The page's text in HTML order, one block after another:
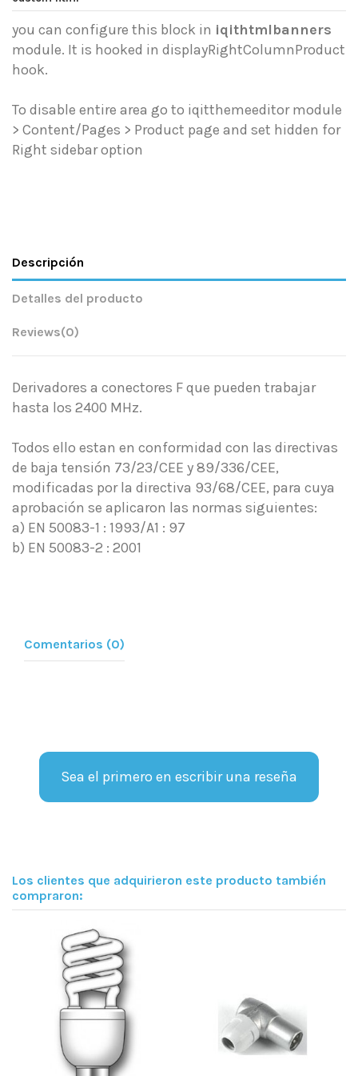
you can configure this block in iqithtmlbanners
module. It is hooked in displayRightColumnProduct
hook.
To disable entire area go to iqitthemeeditor module
> Content/Pages > Product page and set hidden for
Right sidebar option
Descripción
Detalles del producto
Reviews(0)
Derivadores a conectores F que pueden trabajar
hasta los 2400 MHz.
Todos ello estan en conformidad con las directivas
de baja tensión 73/23/CEE y 89/336/CEE,
modificadas por la directiva 93/68/CEE, para cuya
aprobación se aplicaron las normas siguientes:
a) EN 50083-1 : 1993/A1 : 97
b) EN 50083-2 : 2001
Comentarios (0)
Sea el primero en escribir una reseña
Los clientes que adquirieron este producto también
compraron: